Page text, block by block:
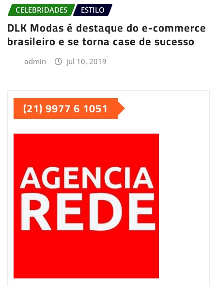
CELEBRIDADES ESTILO
DLK Modas é destaque do e-commerce
brasileiro e se torna case de sucesso
admin jul 10, 2019
(21) 9977 6 1051